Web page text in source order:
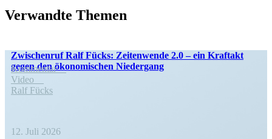
Verwandte Themen
Zwischenruf Ralf Fücks: Zeiten­wende 2.0 – ein Kraftakt
gegen den ökono­mi­schen Niedergang
Kommentar
Video
Ralf Fücks
12. Juli 2026